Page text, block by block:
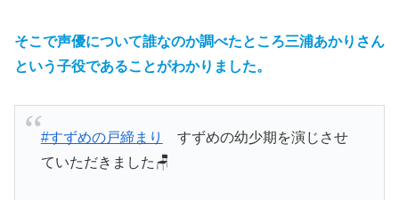
そこで声優について誰なのか調べたところ三浦あかりさん
という子役であることがわかりました。
#すずめの戸締まり
すずめの幼少期を演じさせ
ていただきました🪑